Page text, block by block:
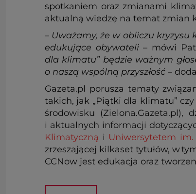
spotkaniem oraz zmianami
aktualną wiedzę na temat zmian
– Uważamy, że w obliczu
edukujące obywateli– mówi
dla klimatu” będzie ważnym
o naszą wspólną przyszłość –
Gazeta.pl porusza tematy
takich, jak „Piątki dla klimatu”
środowisku
i aktualnych informacji
Klimatyczną i Uniwersytetem
zrzeszającej kilkaset tytułów, w
CCNow jest edukacja oraz